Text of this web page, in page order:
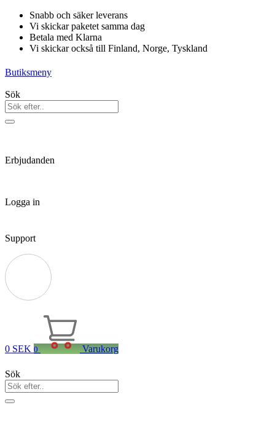
Hoppa
innehåll
Snabb och säker leverans
Vi skickar paketet samma dag
Betala med Klarna
Vi skickar också till Finland, Norge, Tyskland
Butiksmeny
Sök
Erbjudanden
Logga in
Support
0 SEK 0 Varukorg
Sök